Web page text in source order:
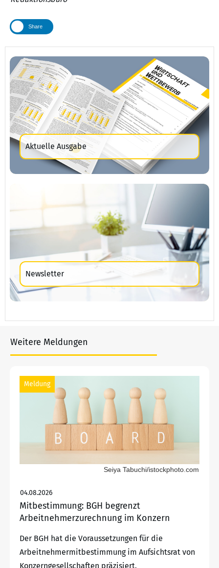
Share
Aktuelle Ausgabe
Newsletter
Weitere Meldungen
Meldung
Seiya Tabuchi/istockphoto.com
04.08.2026
Mitbestimmung: BGH begrenzt
Arbeitnehmerzurechnung im Konzern
Der BGH hat die Voraussetzungen für die
Arbeitnehmermitbestimmung im Aufsichtsrat von
Konzerngesellschaften präzisiert.